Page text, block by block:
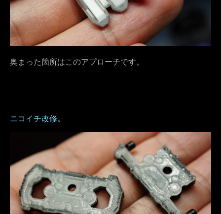
奥まった箇所はこのアプローチです。
ニコイチ改修。